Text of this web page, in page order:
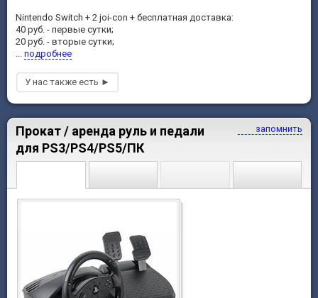
Nintendo Switch + 2 joi-con + бесплатная доставка:
40 руб. - первые сутки;
20 руб. - вторые сутки;
... подробнее
запомнить
Прокат / аренда руль и педали
для PS3/PS4/PS5/ПК